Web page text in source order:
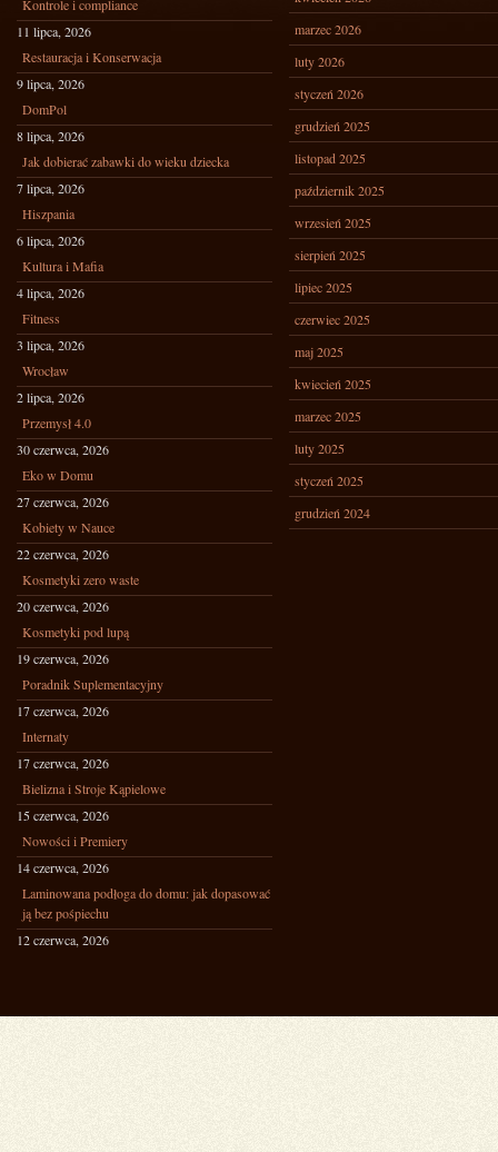
Kontrole i compliance
11 lipca, 2026
Restauracja i Konserwacja
9 lipca, 2026
DomPol
8 lipca, 2026
Jak dobierać zabawki do wieku dziecka
7 lipca, 2026
Hiszpania
6 lipca, 2026
Kultura i Mafia
4 lipca, 2026
Fitness
3 lipca, 2026
Wrocław
2 lipca, 2026
Przemysł 4.0
30 czerwca, 2026
Eko w Domu
27 czerwca, 2026
Kobiety w Nauce
22 czerwca, 2026
Kosmetyki zero waste
20 czerwca, 2026
Kosmetyki pod lupą
19 czerwca, 2026
Poradnik Suplementacyjny
17 czerwca, 2026
Internaty
17 czerwca, 2026
Bielizna i Stroje Kąpielowe
15 czerwca, 2026
Nowości i Premiery
14 czerwca, 2026
Laminowana podłoga do domu: jak dopasować
ją bez pośpiechu
12 czerwca, 2026
marzec 2026
luty 2026
styczeń 2026
grudzień 2025
listopad 2025
październik 2025
wrzesień 2025
sierpień 2025
lipiec 2025
czerwiec 2025
maj 2025
kwiecień 2025
marzec 2025
luty 2025
styczeń 2025
grudzień 2024